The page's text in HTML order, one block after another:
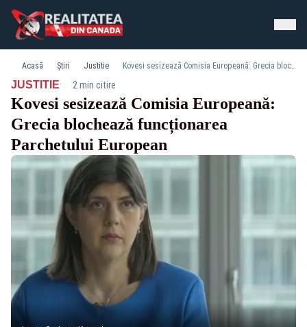
Acasă Știri Justitie Kovesi sesizează Comisia Europeană: Grecia blochează funcționarea Parchetului European
JUSTITIE· 2 min citire
Kovesi sesizează Comisia Europeană:
Grecia blochează funcționarea
Parchetului European